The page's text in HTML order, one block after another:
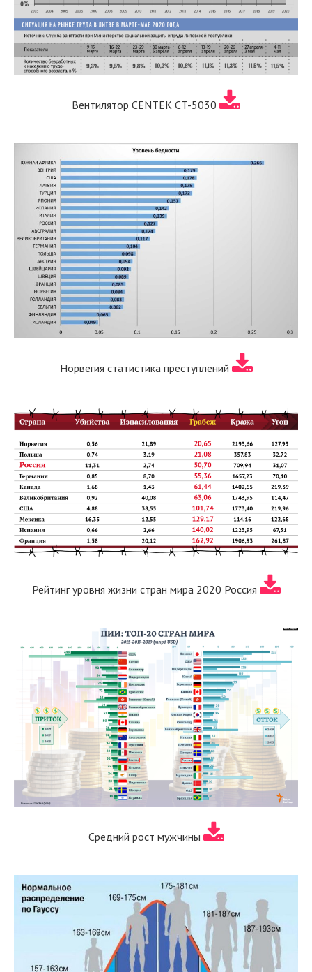
Вентилятор CENTEK CT-5030
Норвегия статистика преступлений
Рейтинг уровня жизни стран мира 2020 Россия
Средний рост мужчины